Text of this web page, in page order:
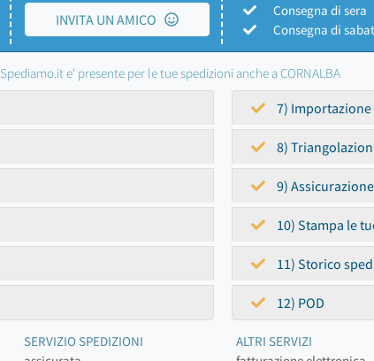
INVITA UN AMICO
Consegna di sera
Consegna di
Spediamo.it e' presente per le tue spedizioni anche a CORNALBA
7)
8)
9)
10) Stampa le
11) Storico
12) POD
SERVIZIO SPEDIZIONI
ALTRI SERVIZI